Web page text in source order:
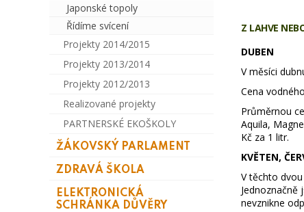
Japonské topoly
Řídíme svícení
Projekty 2014/2015
Projekty 2013/2014
Projekty 2012/2013
Realizované projekty
PARTNERSKÉ EKOŠKOLY
ŽÁKOVSKÝ PARLAMENT
ZDRAVÁ ŠKOLA
ELEKTRONICKÁ
SCHRÁNKA DŮVĚRY
Z LAHVE
DUBEN
V měsíci
Cena
Průměrnou
Aquila,
Kč za 1 litr.
KVĚTEN,
V těchto
nevznikne